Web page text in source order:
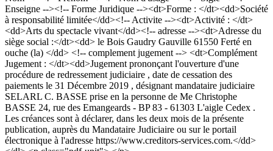
Enseigne --><!-- Forme Juridique --><dt>Forme : </dt><dd>Société
à responsabilité limitée</dd><!-- Activite --><dt>Activité : </dt>
<dd>Arts du spectacle vivant</dd><!-- adresse --><dt>Adresse du
siège social :</dt><dd> le Bois Gaudry Gauville 61550 Ferté en
ouche (la) </dd> <!-- complement jugement --> <dt>Complément
Jugement : </dt><dd>Jugement prononçant l'ouverture d'une
procédure de redressement judiciaire , date de cessation des
paiements le 31 Décembre 2019 , désignant mandataire judiciaire
SELARL C. BASSE prise en la personne de Me Christophe
BASSE 24, rue des Emangeards - BP 83 - 61303 L'aigle Cedex .
Les créances sont à déclarer, dans les deux mois de la présente
publication, auprès du Mandataire Judiciaire ou sur le portail
électronique à l'adresse https://www.creditors-services.com.</dd>